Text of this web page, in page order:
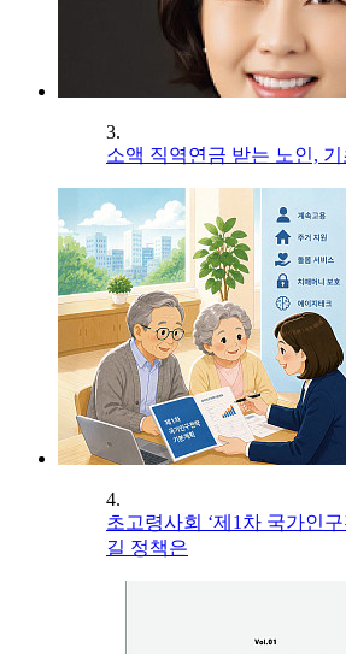
3.
소액 직역연금 받는 노인,
4.
초고령사회 ‘제1차 국가인
길 정책은